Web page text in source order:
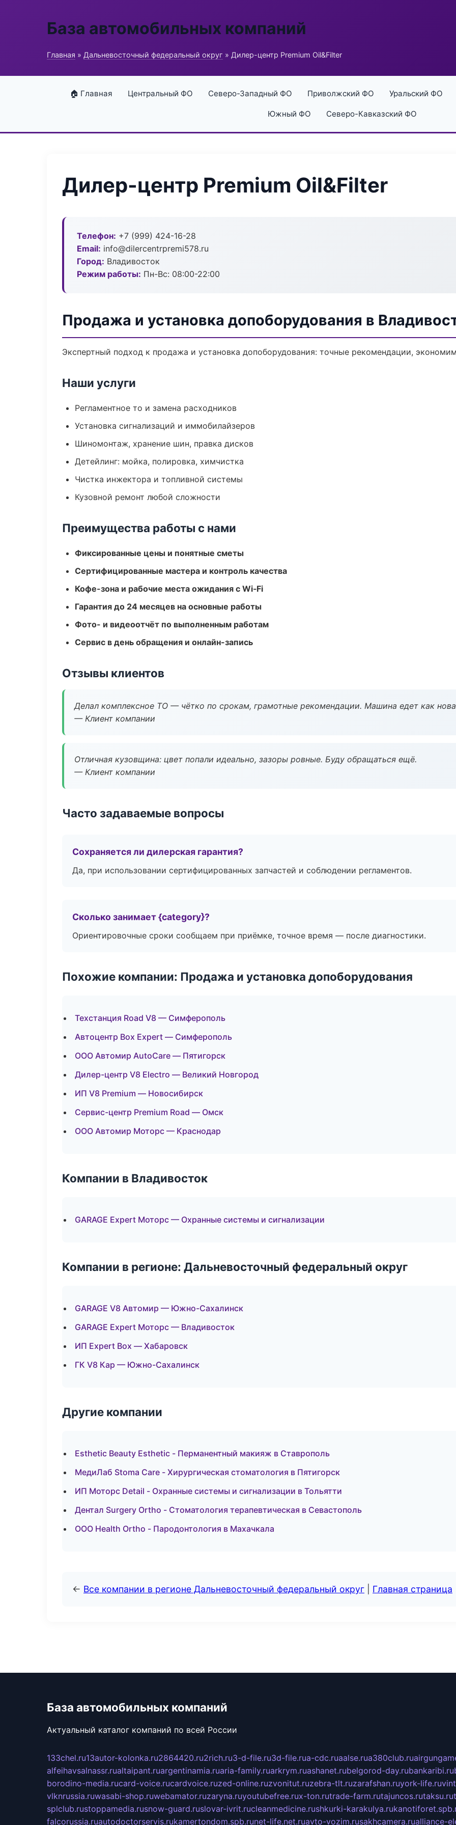
База автомобильных компаний
Главная » Дальневосточный федеральный округ » Дилер-центр Premium Oil&Filter
🏠 Главная Центральный ФО Северо-Западный ФО Приволжский ФО Уральский ФО
Южный ФО Северо-Кавказский ФО
Дилер-центр Premium Oil&Filter
Телефон: +7 (999) 424-16-28
Email: info@dilercentrpremi578.ru
Город: Владивосток
Режим работы: Пн-Вс: 08:00-22:00
Продажа и установка допоборудования в
Экспертный подход к продажа и установка допоборудования: точные рекомендации,
Наши услуги
Регламентное то и замена расходников
Установка сигнализаций и иммобилайзеров
Шиномонтаж, хранение шин, правка дисков
Детейлинг: мойка, полировка, химчистка
Чистка инжектора и топливной системы
Кузовной ремонт любой сложности
Преимущества работы с нами
Фиксированные цены и понятные сметы
Сертифицированные мастера и контроль качества
Кофе-зона и рабочие места ожидания с Wi‑Fi
Гарантия до 24 месяцев на основные работы
Фото- и видеоотчёт по выполненным работам
Сервис в день обращения и онлайн-запись
Отзывы клиентов
Делал комплексное ТО — чётко по срокам, грамотные рекомендации. Машина едет как
— Клиент компании
Отличная кузовщина: цвет попали идеально, зазоры ровные. Буду обращаться ещё.
— Клиент компании
Часто задаваемые вопросы
Сохраняется ли дилерская гарантия?
Да, при использовании сертифицированных запчастей и соблюдении регламентов.
Сколько занимает {category}?
Ориентировочные сроки сообщаем при приёмке, точное время — после диагностики.
Похожие компании: Продажа и установка допоборудования
Техстанция Road V8 — Симферополь
Автоцентр Box Expert — Симферополь
ООО Автомир AutoCare — Пятигорск
Дилер-центр V8 Electro — Великий Новгород
ИП V8 Premium — Новосибирск
Сервис-центр Premium Road — Омск
ООО Автомир Моторс — Краснодар
Компании в Владивосток
GARAGE Expert Моторс — Охранные системы и сигнализации
Компании в регионе: Дальневосточный федеральный округ
GARAGE V8 Автомир — Южно-Сахалинск
GARAGE Expert Моторс — Владивосток
ИП Expert Box — Хабаровск
ГК V8 Кар — Южно-Сахалинск
Другие компании
Esthetic Beauty Esthetic - Перманентный макияж в Ставрополь
МедиЛаб Stoma Care - Хирургическая стоматология в Пятигорск
ИП Моторс Detail - Охранные системы и сигнализации в Тольятти
Дентал Surgery Ortho - Стоматология терапевтическая в Севастополь
ООО Health Ortho - Пародонтология в Махачкала
← Все компании в регионе Дальневосточный федеральный округ Главная страница
База автомобильных компаний
Актуальный каталог компаний по всей России
133chel.ru13autor-kolonka.ru2864420.ru2rich.ru3-d-file.ru3d-file.rua-cdc.ruaalse.rua380club.ru
alfeihavsalnassr.rualtaipant.ruargentinamia.ruaria-family.ruarkrym.ruashanet.rubelgorod-day.rubankaribi.ru
borodino-media.rucard-voice.rucardvoice.ruzed-online.ruzvonitut.ruzebra-tlt.ruzarafshan.ruyork-life.ru
vlknrussia.ruwasabi-shop.ruwebamator.ruzaryna.ruyoutubefree.rux-ton.rutrade-farm.rutajuncos.rutaksu.ru
splclub.rustoppamedia.rusnow-guard.ruslovar-ivrit.rucleanmedicine.rushkurki-karakulya.ru
falcorussia.ruautodoctorservis.rukamertondom.spb.runet-life.net.ruavto-vozim.rusakhcamera.rualliance-